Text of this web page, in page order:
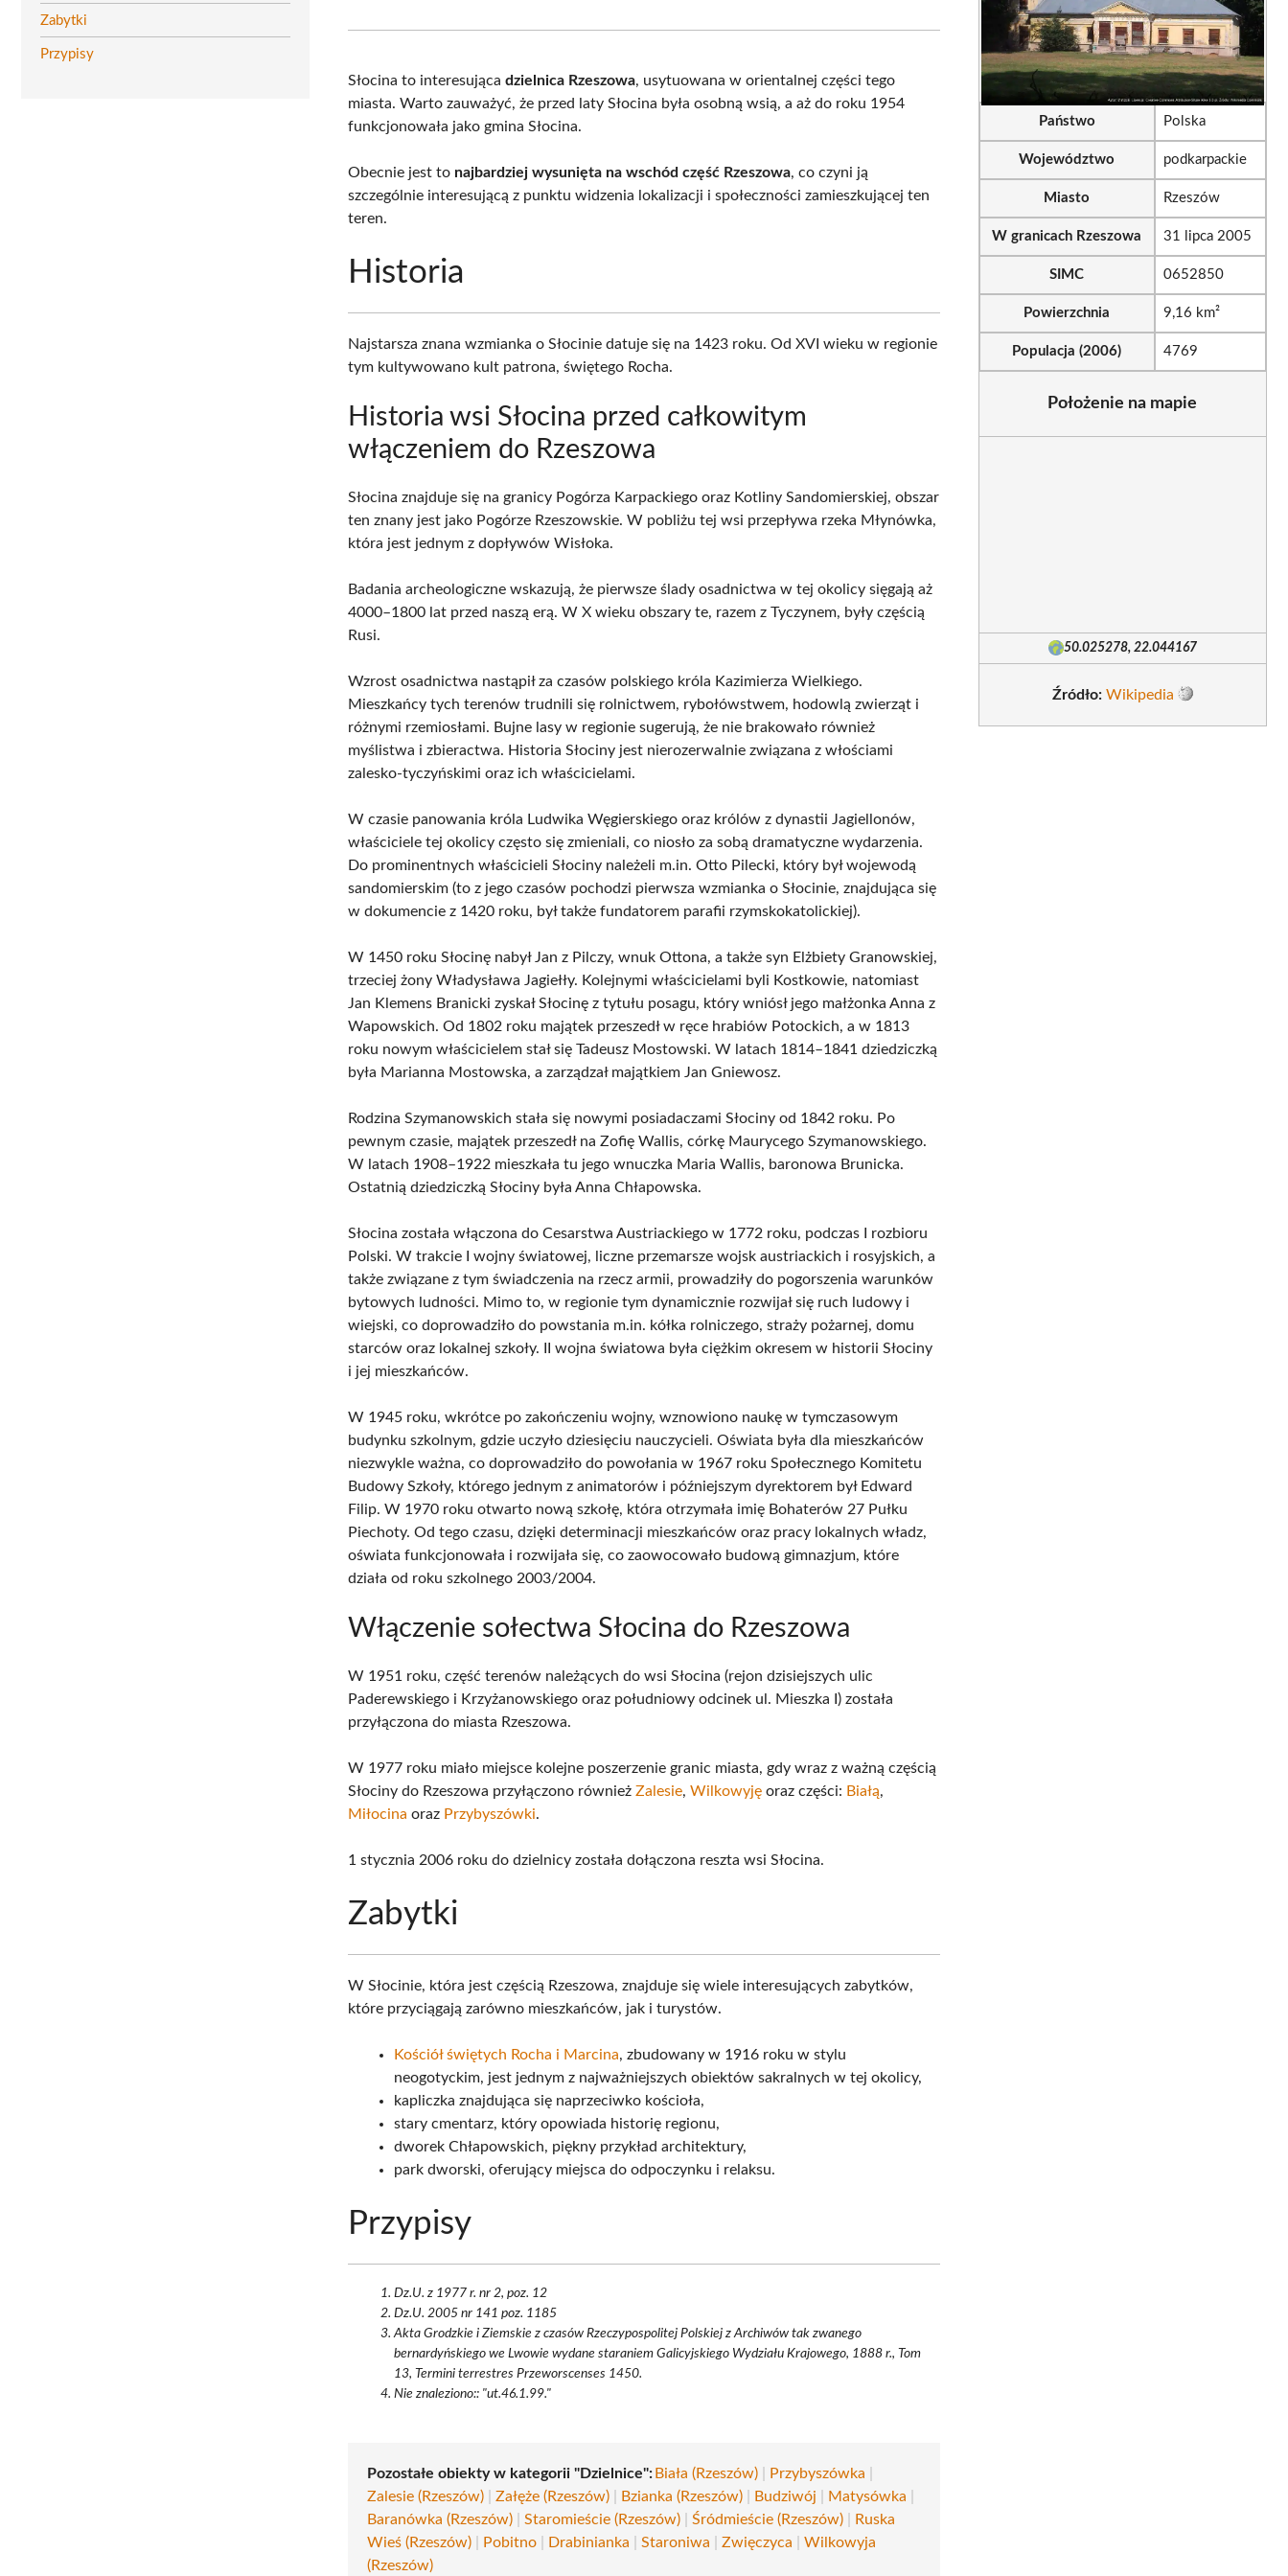
Zabytki
Przypisy
(Twitter)
Słocina to interesującadzielnica Rzeszowa, usytuowana w orientalnej części tego
miasta. Warto zauważyć, że przed laty Słocina była osobną wsią, a aż do roku 1954
funkcjonowała jako gmina Słocina.
Obecnie jest to najbardziej wysunięta na wschód część Rzeszowa, co czyni ją
szczególnie interesującą z punktu widzenia lokalizacji i społeczności zamieszkującej ten
teren.
Historia
Najstarsza znana wzmianka o Słocinie datuje się na 1423 roku. Od XVI wieku w regionie
tym kultywowano kult patrona, świętego Rocha.
Historia wsi Słocina przed całkowitym
włączeniem do Rzeszowa
Słocina znajduje się na granicy Pogórza Karpackiego oraz Kotliny Sandomierskiej, obszar
ten znany jest jako Pogórze Rzeszowskie. W pobliżu tej wsi przepływa rzeka Młynówka,
która jest jednym z dopływów Wisłoka.
Badania archeologiczne wskazują, że pierwsze ślady osadnictwa w tej okolicy sięgają aż
4000–1800 lat przed naszą erą. W X wieku obszary te, razem z Tyczynem, były częścią
Rusi.
Wzrost osadnictwa nastąpił za czasów polskiego króla Kazimierza Wielkiego.
Mieszkańcy tych terenów trudnili się rolnictwem, rybołówstwem, hodowlą zwierząt i
różnymi rzemiosłami. Bujne lasy w regionie sugerują, że nie brakowało również
myślistwa i zbieractwa. Historia Słociny jest nierozerwalnie związana z włościami
zalesko-tyczyńskimi oraz ich właścicielami.
W czasie panowania króla Ludwika Węgierskiego oraz królów z dynastii Jagiellonów,
właściciele tej okolicy często się zmieniali, co niosło za sobą dramatyczne wydarzenia.
Do prominentnych właścicieli Słociny należeli m.in. Otto Pilecki, który był wojewodą
sandomierskim (to z jego czasów pochodzi pierwsza wzmianka o Słocinie, znajdująca się
w dokumencie z 1420 roku, był także fundatorem parafii rzymskokatolickiej).
W 1450 roku Słocinę nabył Jan z Pilczy, wnuk Ottona, a także syn Elżbiety Granowskiej,
trzeciej żony Władysława Jagiełły. Kolejnymi właścicielami byli Kostkowie, natomiast
Jan Klemens Branicki zyskał Słocinę z tytułu posagu, który wniósł jego małżonka Anna z
Wapowskich. Od 1802 roku majątek przeszedł w ręce hrabiów Potockich, a w 1813
roku nowym właścicielem stał się Tadeusz Mostowski. W latach 1814–1841 dziedziczką
była Marianna Mostowska, a zarządzał majątkiem Jan Gniewosz.
Rodzina Szymanowskich stała się nowymi posiadaczami Słociny od 1842 roku. Po
pewnym czasie, majątek przeszedł na Zofię Wallis, córkę Maurycego Szymanowskiego.
W latach 1908–1922 mieszkała tu jego wnuczka Maria Wallis, baronowa Brunicka.
Ostatnią dziedziczką Słociny była Anna Chłapowska.
Słocina została włączona do Cesarstwa Austriackiego w 1772 roku, podczas I rozbioru
Polski. W trakcie I wojny światowej, liczne przemarsze wojsk austriackich i rosyjskich, a
także związane z tym świadczenia na rzecz armii, prowadziły do pogorszenia warunków
bytowych ludności. Mimo to, w regionie tym dynamicznie rozwijał się ruch ludowy i
wiejski, co doprowadziło do powstania m.in. kółka rolniczego, straży pożarnej, domu
starców oraz lokalnej szkoły. II wojna światowa była ciężkim okresem w historii Słociny
i jej mieszkańców.
W 1945 roku, wkrótce po zakończeniu wojny, wznowiono naukę w tymczasowym
budynku szkolnym, gdzie uczyło dziesięciu nauczycieli. Oświata była dla mieszkańców
niezwykle ważna, co doprowadziło do powołania w 1967 roku Społecznego Komitetu
Budowy Szkoły, którego jednym z animatorów i późniejszym dyrektorem był Edward
Filip. W 1970 roku otwarto nową szkołę, która otrzymała imię Bohaterów 27 Pułku
Piechoty. Od tego czasu, dzięki determinacji mieszkańców oraz pracy lokalnych władz,
oświata funkcjonowała i rozwijała się, co zaowocowało budową gimnazjum, które
działa od roku szkolnego 2003/2004.
Włączenie sołectwa Słocina do Rzeszowa
W 1951 roku, część terenów należących do wsi Słocina (rejon dzisiejszych ulic
Paderewskiego i Krzyżanowskiego oraz południowy odcinek ul. Mieszka I) została
przyłączona do miasta Rzeszowa.
W 1977 roku miało miejsce kolejne poszerzenie granic miasta, gdy wraz z ważną częścią
Słociny do Rzeszowa przyłączono równieżZalesie,Wilkowyję oraz części: Białą,
Miłocina oraz Przybyszówki.
1 stycznia 2006 roku do dzielnicy została dołączona reszta wsi Słocina.
Zabytki
W Słocinie, która jest częścią Rzeszowa, znajduje się wiele interesujących zabytków,
które przyciągają zarówno mieszkańców, jak i turystów.
Kościół świętych Rocha i Marcina, zbudowany w 1916 roku w stylu
neogotyckim, jest jednym z najważniejszych obiektów sakralnych w tej okolicy,
kapliczka znajdująca się naprzeciwko kościoła,
stary cmentarz, który opowiada historię regionu,
dworek Chłapowskich, piękny przykład architektury,
park dworski, oferujący miejsca do odpoczynku i relaksu.
Przypisy
Dz.U. z 1977 r. nr 2, poz. 12
Dz.U. 2005 nr 141 poz. 1185
Akta Grodzkie i Ziemskie z czasów Rzeczypospolitej Polskiej z Archiwów tak zwanego
bernardyńskiego we Lwowie wydane staraniem Galicyjskiego Wydziału Krajowego, 1888 r., Tom
13, Termini terrestres Przeworscenses 1450.
Nie znaleziono:: "ut.46.1.99."
Pozostałe obiekty w kategorii "Dzielnice":Biała (Rzeszów) Przybyszówka
Zalesie (Rzeszów) |Załęże (Rzeszów) Bzianka (Rzeszów) Budziwój Matysówka
Baranówka (Rzeszów) |Staromieście (Rzeszów) |Śródmieście (Rzeszów)
Ruska
Wieś (Rzeszów)
Pobitno Drabinianka |Staroniwa |Zwięczyca |Wilkowyja
(Rzeszów)
Państwo Polska
Województwo podkarpackie
Miasto Rzeszów
W granicach Rzeszowa 31 lipca 2005
SIMC 0652850
Powierzchnia 9,16 km²
Populacja (2006) 4769
Położenie na mapie
50.025278, 22.044167
Źródło: Wikipedia